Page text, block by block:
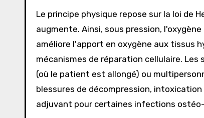
Le principe physique repose sur la loi de
augmente. Ainsi, sous pression,
améliore l'apport en oxygène aux tissus
mécanismes de réparation cellulaire.
(où le patient est allongé) ou
blessures de décompression,
adjuvant pour certaines infections